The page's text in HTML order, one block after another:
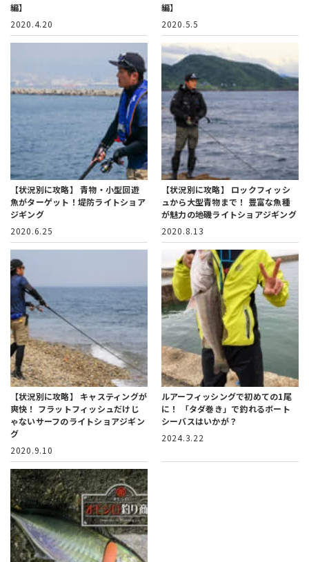
編】
2020.4.20
編】
2020.5.5
【状況別に攻略】 青物・小型回遊
魚がターゲット！堤防ライトショア
ジギング
2020.6.25
【状況別に攻略】 ロックフィッシ
ュから大型青物まで！ 豊富な魚種
が魅力の地磯ライトショアジギング
2020.8.13
【状況別に攻略】 キャスティングが
爽快！ フラットフィッシュだけじ
ゃないサーフのライトショアジギン
グ
2020.9.10
ルアーフィッシングで初めての1尾
に！
「タダ巻き」で釣れるボート
シーバスはいかが？
2024.3.22